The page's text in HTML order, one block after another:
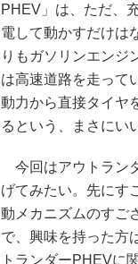
PHEV」は、ただ、
電して動かすだけは
りもガソリンエンジ
は高速道路を走って
動力から直接タイヤ
るという、まさにい
今回はアウトラン
げてみたい。先にす
動メカニズムのすご
で、興味を持った方
トランダーPHEVに